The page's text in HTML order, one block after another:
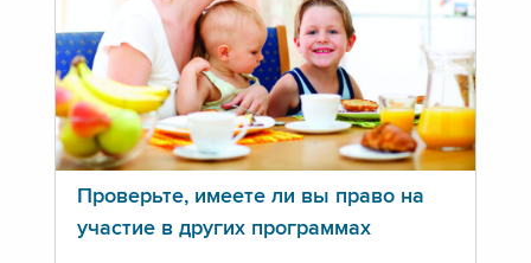
Проверьте, имеете ли вы право на
участие в других программах